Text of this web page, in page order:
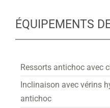
ÉQUIPEMENTS
Ressorts antichoc avec
Inclinaison avec vérins
antichoc